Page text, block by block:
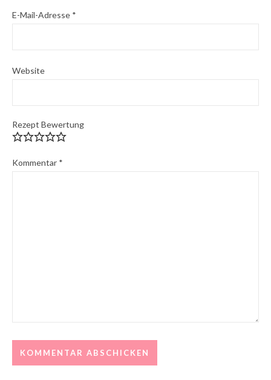
E-Mail-Adresse *
Website
Rezept Bewertung
Kommentar *